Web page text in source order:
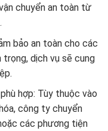
chuyển an toàn từ
bảo an toàn cho các
dịch vụ sẽ cung
hợp: Tùy thuộc vào
công ty chuyển
các phương tiện